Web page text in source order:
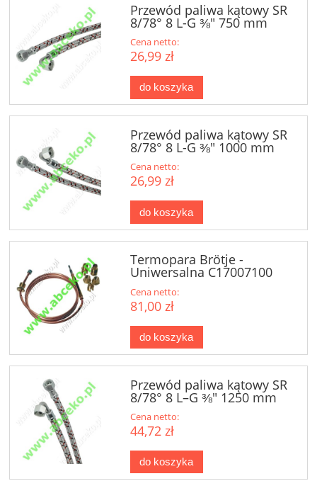
Przewód paliwa kątowy SR
8/78° 8 L-G ⅜" 750 mm
Cena netto:
26,99 zł
do koszyka
Przewód paliwa kątowy SR
8/78° 8 L-G ⅜" 1000 mm
Cena netto:
26,99 zł
do koszyka
Termopara Brötje -
Uniwersalna C17007100
Cena netto:
81,00 zł
do koszyka
Przewód paliwa kątowy SR
8/78° 8 L–G ⅜" 1250 mm
Cena netto:
44,72 zł
do koszyka